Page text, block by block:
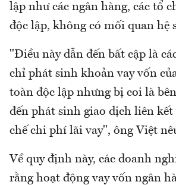
lập như các ngân hàng, các tổ
độc lập, không có mối quan hệ
"Điều này dẫn đến bất cập là
chỉ phát sinh khoản vay vốn
toàn độc lập nhưng bị coi là
đến phát sinh giao dịch liên
chế chi phí lãi vay", ông Việt
Về quy định này, các doanh
rằng hoạt động vay vốn ngân